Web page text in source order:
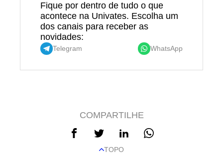
Fique por dentro de tudo o que
acontece na Univates. Escolha um
dos canais para receber as
novidades:
Telegram WhatsApp
COMPARTILHE
TOPO